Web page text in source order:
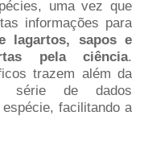
uma vez que
informações para
lagartos, sapos e
pela ciência.
trazem além da
série de dados
facilitando a